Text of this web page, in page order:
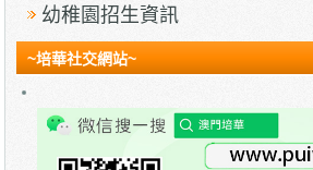
幼稚園招生資訊
~培華社交網站~